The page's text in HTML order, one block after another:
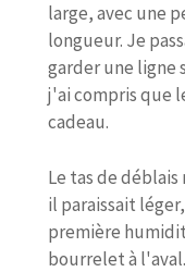
large, avec une
longueur. Je
garder une ligne
j'ai compris que
cadeau.
Le tas de
il paraissait
première
bourrelet à